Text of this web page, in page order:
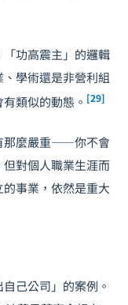
功高震主」的邏輯
學術還是非營利組
類似的動態。 [29]
那麼嚴重——你不會
對個人職業生涯而
事業，依然是重大
己公司」的案例。